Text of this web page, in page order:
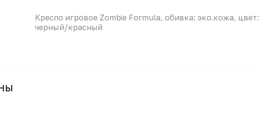
Кресло игровое Zombie Formula, обивка: эко.кожа, цвет:
черный/красный